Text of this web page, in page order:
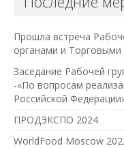
Прошла встреча
органами и
Заседание Рабочей
-«По вопросам
Российской
ПРОДЭКСПО 2024
WorldFood Moscow